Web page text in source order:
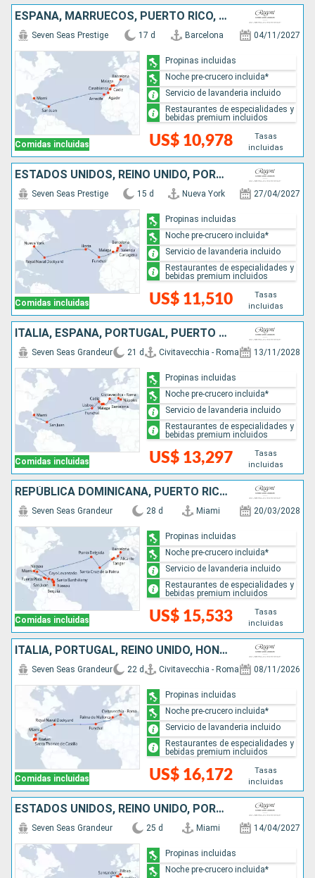
ESPAÑA, MARRUECOS, PUERTO RICO, ESTADOS UNIDOS
Comidas incluidas
Seven Seas Prestige 17 d Barcelona 04/11/2027
US$ 10,978
Tasas
incluidas
Propinas incluidas
Noche pre-crucero incluida*
Servicio de lavanderia incluido
Restaurantes de especialidades y
bebidas premium incluidos
ESTADOS UNIDOS, REINO UNIDO, PORTUGAL, ESPAÑA
Comidas incluidas
Seven Seas Prestige 15 d Nueva York 27/04/2027
US$ 11,510
Tasas
incluidas
Propinas incluidas
Noche pre-crucero incluida*
Servicio de lavanderia incluido
Restaurantes de especialidades y
bebidas premium incluidos
ITALIA, ESPAÑA, PORTUGAL, PUERTO RICO, ESTADOS UNIDOS
Comidas incluidas
Seven Seas Grandeur 21 d Civitavecchia - Roma 13/11/2028
US$ 13,297
Tasas
incluidas
Propinas incluidas
Noche pre-crucero incluida*
Servicio de lavanderia incluido
Restaurantes de especialidades y
bebidas premium incluidos
REPÚBLICA DOMINICANA, PUERTO RICO, FRANCIA, DOMINICA, SAN VINCENT Y LAS GRANADINAS, ESTADOS UNIDOS, BAHAMAS, PORTUGAL, MARRUECOS, ESPAÑA
Comidas incluidas
Seven Seas Grandeur 28 d Miami 20/03/2028
US$ 15,533
Tasas
incluidas
Propinas incluidas
Noche pre-crucero incluida*
Servicio de lavanderia incluido
Restaurantes de especialidades y
bebidas premium incluidos
ITALIA, PORTUGAL, REINO UNIDO, HONDURAS, GUATEMALA, BELICE, MÉXICO, ESTADOS UNIDOS
Comidas incluidas
Seven Seas Grandeur 22 d Civitavecchia - Roma 08/11/2026
US$ 16,172
Tasas
incluidas
Propinas incluidas
Noche pre-crucero incluida*
Servicio de lavanderia incluido
Restaurantes de especialidades y
bebidas premium incluidos
ESTADOS UNIDOS, REINO UNIDO, PORTUGAL, ESPAÑA, FRANCIA
Seven Seas Grandeur 25 d Miami 14/04/2027
Propinas incluidas
Noche pre-crucero incluida*